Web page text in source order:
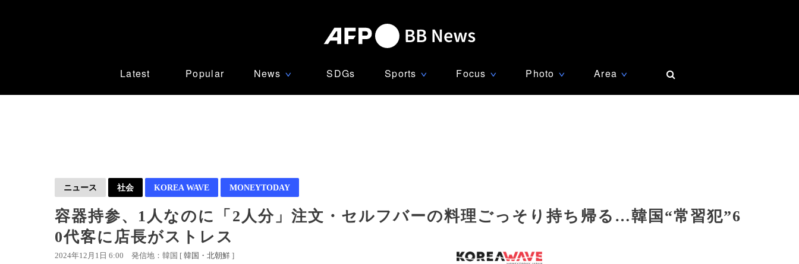
Latest Popular News ∨ SDGs Sports ∨ Focus ∨ Photo ∨ Area ∨
ニュース 社会 KOREA WAVE MONEYTODAY
容器持参、1人なのに「2人分」注文・セルフバーの料理ごっそり持ち帰る…韓国“常習犯”6
0代客に店長がストレス
2024年12月1日 6:00 発信地：韓国 [ 韓国・北朝鮮 ]